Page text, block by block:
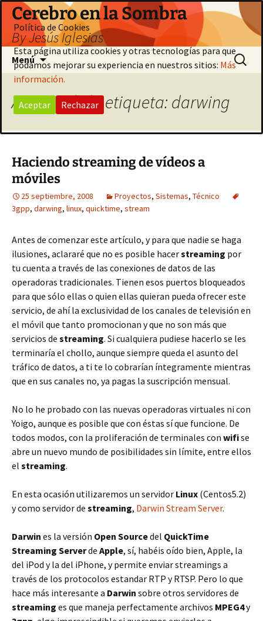
Saltar
contenido
Cerebro en la Sombra
By Jesús Iglesias
Menú Buscar:
Archivo de la etiqueta: darwing
Haciendo streaming de vídeos a
móviles
25 septiembre, 2008 Proyectos, Sistemas, Técnico
3gpp, darwing, linux, quicktime, stream
Antes de comenzar este artículo, y para que nadie se haga
ilusiones, aclararé que no es posible hacerstreaming por
tu cuenta a través de las conexiones de datos de las
operadoras tradicionales. Tienen esos puertos bloqueados
para que sólo ellas o quien ellas quieran pueda ofrecer este
servicio, de ahí la exclusividad de los canales de televisión en
el móvil que tanto promocionan y que no son más que
servicios de streaming. Si cualquiera pudiese hacerlo se les
terminaría el chollo, aunque siempre queda el asunto del
tráfico de datos, a ti te lo cobrarían íntegramente mientras
que en sus canales no, ya pagas la suscripción mensual.
No lo he probado con las nuevas operadoras virtuales ni con
Yoigo, aunque es posible que con éstas sí que funcione. De
todos modos, con la proliferación de terminales con wifise
abre un nuevo mundo de posibilidades sin límite, entre ellos
el streaming.
En esta ocasión utilizaremos un servidor Linux (Centos5.2)
y como servidor de streaming, Darwin Stream Server.
Darwin es la versión Open Sourcedel QuickTime
Streaming Serverde Apple, sí, habéis oído bien, Apple, la
del iPod y la del iPhone, y permite enviar streamings a
través de los protocolos estandar RTP y RTSP. Pero lo que
hace más interesante a Darwin sobre otros servidores de
streaming es que maneja perfectamente archivos MPEG4y
Política de Cookies
Esta página utiliza cookies y otras tecnologías para que
podamos mejorar su experiencia en nuestros sitios: Más
información.
Aceptar Rechazar